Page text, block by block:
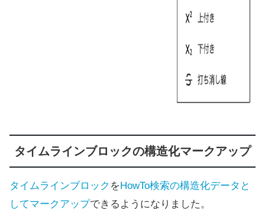
タイムラインブロックの構造化マークアップ
タイムラインブロック をHowTo検索の構造化データと
してマークアップできるようになりました。